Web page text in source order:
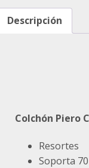
Descripción
Colchón Piero
Resortes
Soporta